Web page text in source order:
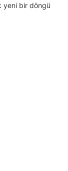
yeni bir döngü